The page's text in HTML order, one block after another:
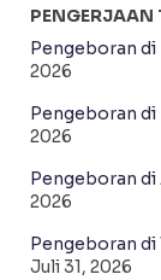
PENGERJAAN
Pengeboran di
2026
Pengeboran di
2026
Pengeboran di
2026
Pengeboran di
Juli 31, 2026